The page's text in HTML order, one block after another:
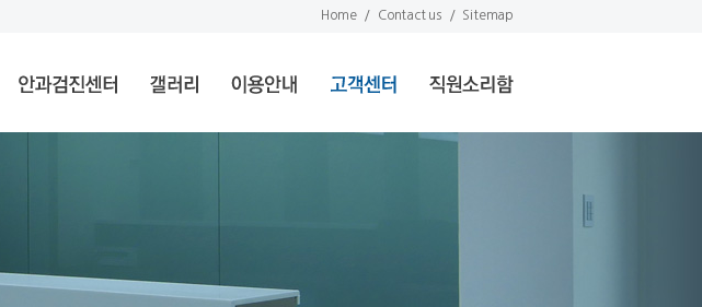
Home / Contact us / Sitemap